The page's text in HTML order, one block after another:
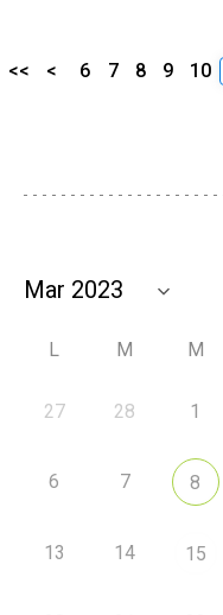
<< < 6 7 8 9 10
L M M
27 28 1
6 7 8
13 14 15